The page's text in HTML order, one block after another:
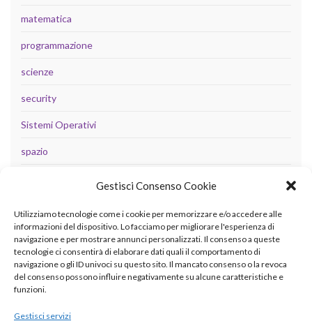
Gestisci Consenso Cookie
Utilizziamo tecnologie come i cookie per memorizzare e/o accedere alle
informazioni del dispositivo. Lo facciamo per migliorare l'esperienza di
navigazione e per mostrare annunci personalizzati. Il consenso a queste
tecnologie ci consentirà di elaborare dati quali il comportamento di
navigazione o gli ID univoci su questo sito. Il mancato consenso o la revoca
del consenso possono influire negativamente su alcune caratteristiche e
funzioni.
Gestisci servizi
matematica
programmazione
scienze
security
Sistemi Operativi
spazio
META
Accedi
Feed dei contenuti